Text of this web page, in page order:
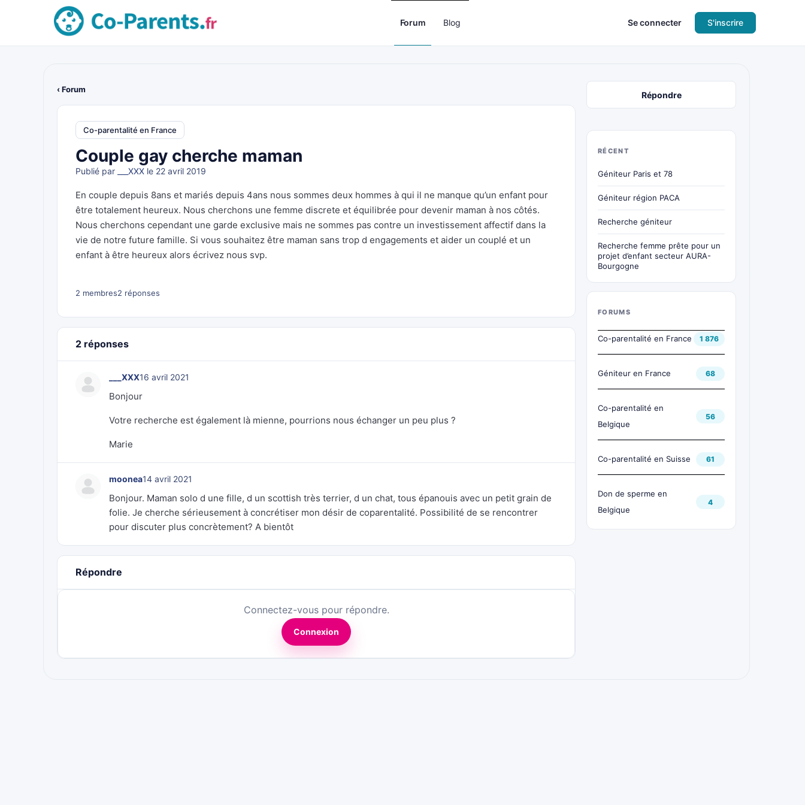
Forum Blog Se connecter S'inscrire
‹ Forum
Co-parentalité en France
Couple gay cherche maman
Publié par ___XXX le 22 avril 2019
En couple depuis 8ans et mariés depuis 4ans nous sommes deux hommes à qui il ne manque qu’un enfant pour
être totalement heureux. Nous cherchons une femme discrete et équilibrée pour devenir maman à nos côtés.
Nous cherchons cependant une garde exclusive mais ne sommes pas contre un investissement affectif dans la
vie de notre future famille. Si vous souhaitez être maman sans trop d engagements et aider un couplé et un
enfant à être heureux alors écrivez nous svp.
2 membres2 réponses
2 réponses
___XXX16 avril 2021
Bonjour
Votre recherche est également là mienne, pourrions nous échanger un peu plus ?
Marie
moonea14 avril 2021
Bonjour. Maman solo d une fille, d un scottish très terrier, d un chat, tous épanouis avec un petit grain de
folie. Je cherche sérieusement à concrétiser mon désir de coparentalité. Possibilité de se rencontrer
pour discuter plus concrètement? A bientôt
Répondre
Connectez-vous pour répondre.
Connexion
Répondre
RÉCENT
Géniteur Paris et 78
Géniteur région PACA
Recherche géniteur
Recherche femme prête pour un
projet d’enfant secteur AURA-
Bourgogne
FORUMS
Co-parentalité en France 1 876
Géniteur en France 68
Co-parentalité en
Belgique
56
Co-parentalité en Suisse 61
Don de sperme en
Belgique
4